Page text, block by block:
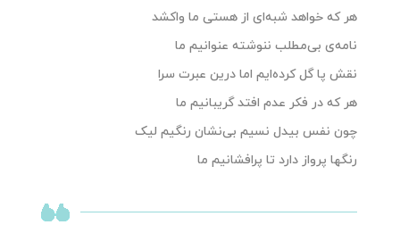
هر که خواهد شبه‌ای از هستی ما واکشد
نامه‌ی بی‌مطلب ننوشته عنوانیم ما
نقش پا گل کرده‌ایم اما درین عبرت سرا
هر که در فکر عدم افتد گریبانیم ما
چون نفس بیدل نسیم بی‌نشان رنگیم لیک
رنگها پرواز دارد تا پرافشانیم ما